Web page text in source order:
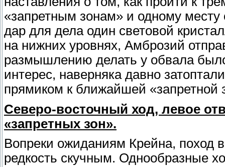
«запретным зонам» и одному
дар для дела один световой
на нижних уровнях, Амброзий
размышлению делать у обвала
интерес, наверняка давно
прямиком к ближайшей «запретной
Северо-восточный ход, левое
«запретных зон».
Вопреки ожиданиям Крейна, поход
редкость скучным. Однообразные